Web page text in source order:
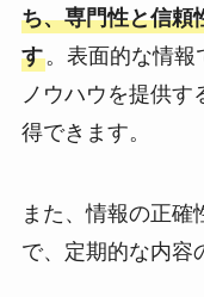
ち、専門性と信頼
す。表面的な情報
ノウハウを提供
得できます。
また、情報の正
で、定期的な内容